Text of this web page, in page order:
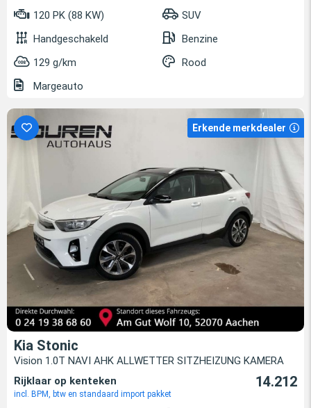
120 PK (88 KW)
SUV
Handgeschakeld
Benzine
129 g/km
Rood
Margeauto
Erkende merkdealer
Kia Stonic
Vision 1.0T NAVI AHK ALLWETTER SITZHEIZUNG KAMERA
Rijklaar op kenteken
incl. BPM, btw en standaard import pakket
14.212